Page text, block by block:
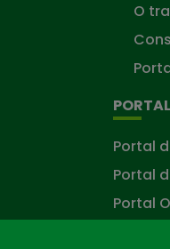
O
Portal
Portal
Portal